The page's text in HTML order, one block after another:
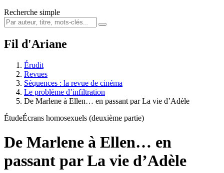
Recherche simple
Fil d'Ariane
Érudit
Revues
Séquences : la revue de cinéma
Le problème d’infiltration
De Marlene à Ellen… en passant par La vie d’Adèle
ÉtudeÉcrans homosexuels (deuxième partie)
De Marlene à Ellen… en
passant par La vie d’Adèle